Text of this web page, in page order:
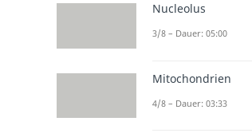
Nucleolus
3/8 – Dauer: 05:00
Mitochondrien
4/8 – Dauer: 03:33